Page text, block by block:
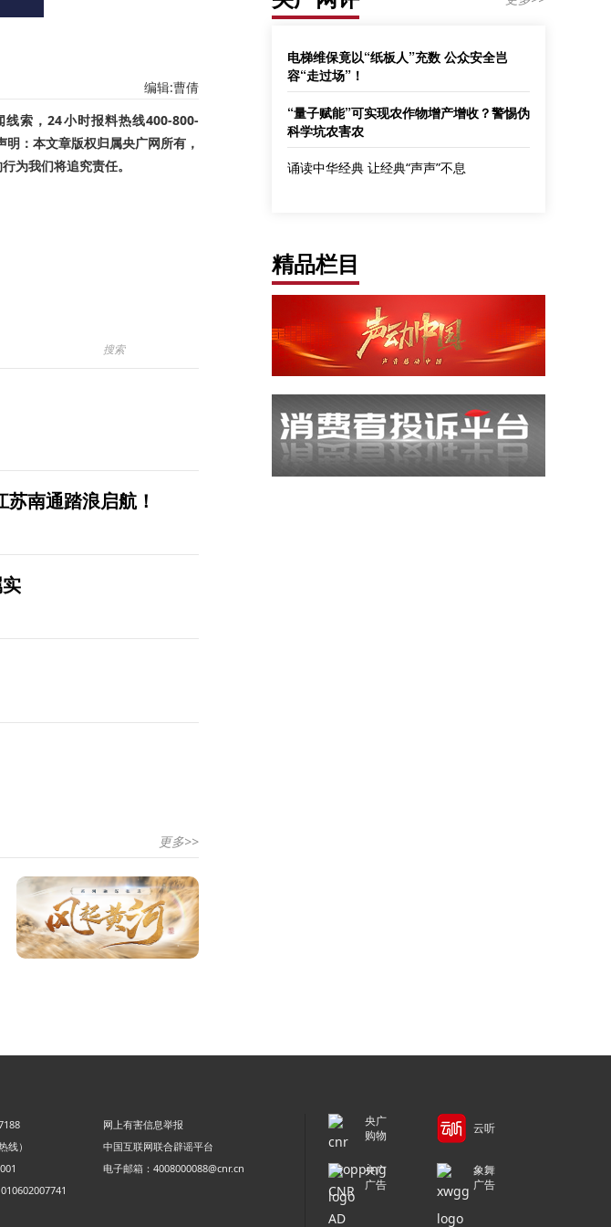
编辑:曹倩
索，24小时报料热线400-800-
：本文章版权归属央广网所有，
为我们将追究责任。
南通踏浪启航！
更多>>
电梯维保竟以“纸板人”充数 公众安全岂
容“走过场”！
“量子赋能”可实现农作物增产增收？警惕伪
科学坑农害农
诵读中华经典 让经典“声声”不息
精品栏目
网上有害信息举报
线）
中国互联网联合辟谣平台
电子邮箱：4008000088@cnr.cn
央广
购物
云听
央广
广告
象舞
广告